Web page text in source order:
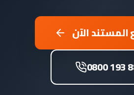
المستند الآن
0800 193